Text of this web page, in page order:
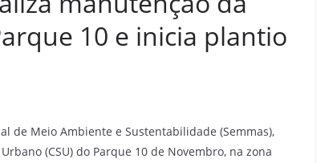
10 e inicia plantio
de Meio Ambiente e Sustentabilidade (Semmas),
(CSU) do Parque 10 de Novembro, na zona